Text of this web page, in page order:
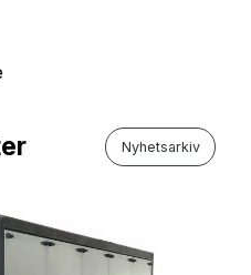
Nyhetsarkiv